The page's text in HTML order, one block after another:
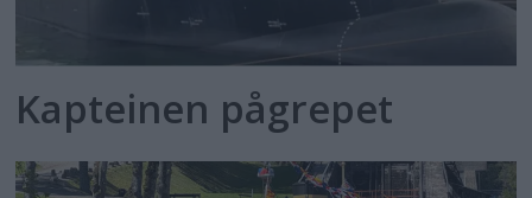
Kapteinen pågrepet